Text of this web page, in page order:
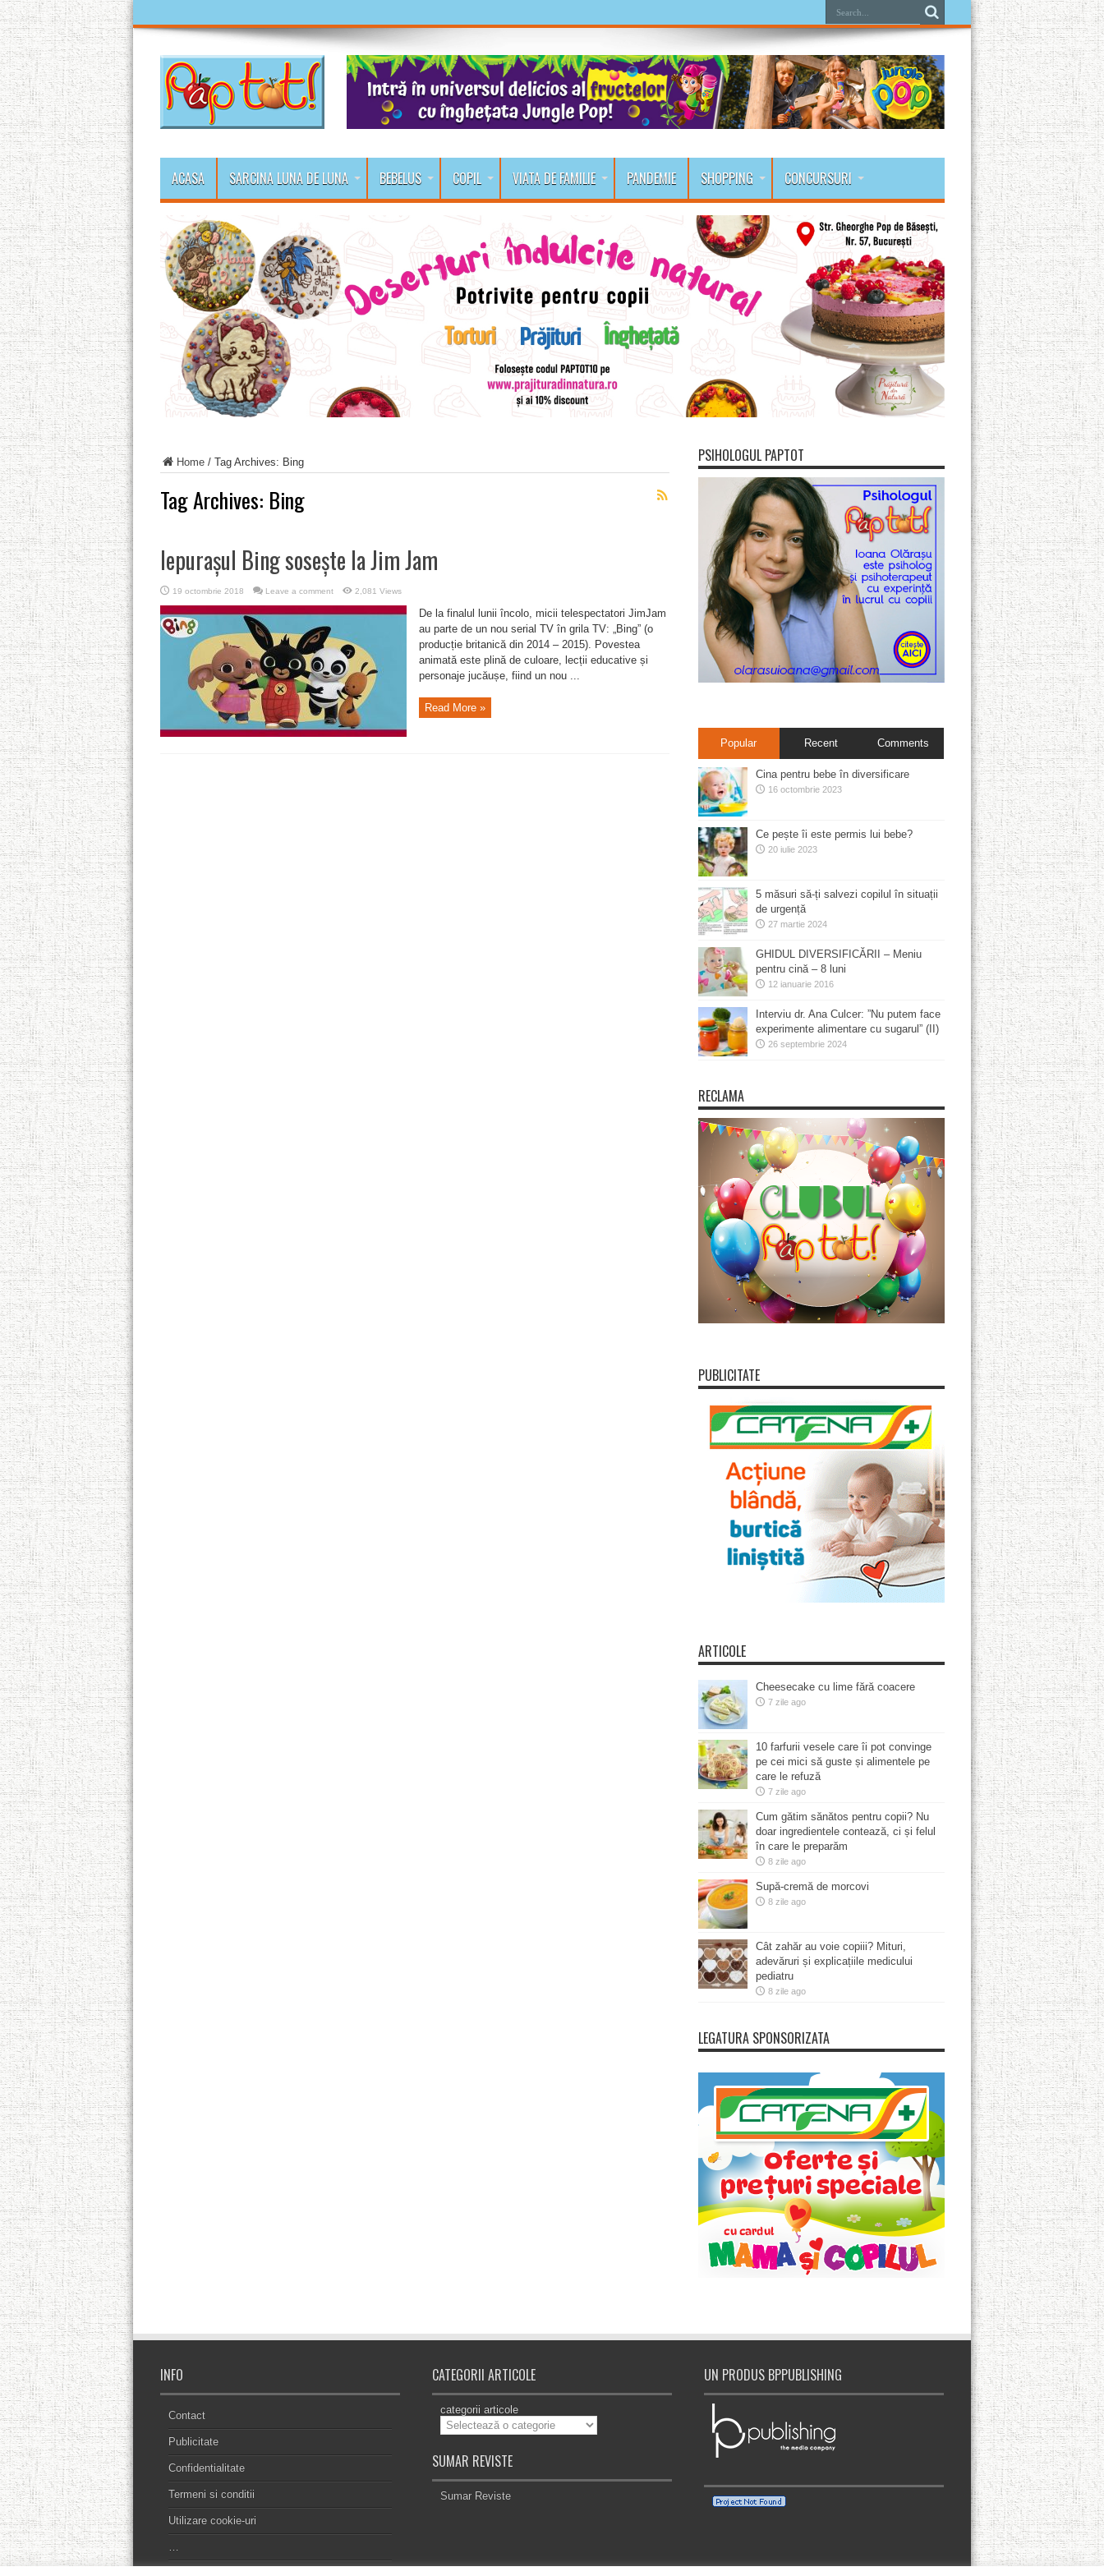
ACASA SARCINA LUNA DE LUNA BEBELUS COPIL VIATA DE FAMILIE PANDEMIE SHOPPING CONCURSURI
Home/ Tag Archives: Bing
Tag Archives: Bing
Iepurașul Bing sosește la Jim Jam
19 octombrie 2018 Leave a comment 2,081 Views
De la finalul lunii încolo, micii telespectatori JimJam
au parte de un nou serial TV în grila TV: „Bing” (o
producție britanică din 2014 – 2015). Povestea
animată este plină de culoare, lecții educative și
personaje jucăușe, fiind un nou ...
Read More »
PSIHOLOGUL PAPTOT
Popular Recent Comments
Cina pentru bebe în diversificare
16 octombrie 2023
Ce pește îi este permis lui bebe?
20 iulie 2023
5 măsuri să-ți salvezi copilul în situații
de urgență
27 martie 2024
GHIDUL DIVERSIFICĂRII – Meniu
pentru cină – 8 luni
12 ianuarie 2016
Interviu dr. Ana Culcer: ”Nu putem face
experimente alimentare cu sugarul” (II)
26 septembrie 2024
RECLAMA
PUBLICITATE
ARTICOLE
Cheesecake cu lime fără coacere
7 zile ago
10 farfurii vesele care îi pot convinge
pe cei mici să guste și alimentele pe
care le refuză
7 zile ago
Cum gătim sănătos pentru copii? Nu
doar ingredientele contează, ci și felul
în care le preparăm
8 zile ago
Supă-cremă de morcovi
8 zile ago
Cât zahăr au voie copiii? Mituri,
adevăruri și explicațiile medicului
pediatru
8 zile ago
LEGATURA SPONSORIZATA
INFO
Contact
Publicitate
Confidentialitate
Termeni si conditii
Utilizare cookie-uri
…
CATEGORII ARTICOLE
categorii articole
SUMAR REVISTE
Sumar Reviste
UN PRODUS BPPUBLISHING